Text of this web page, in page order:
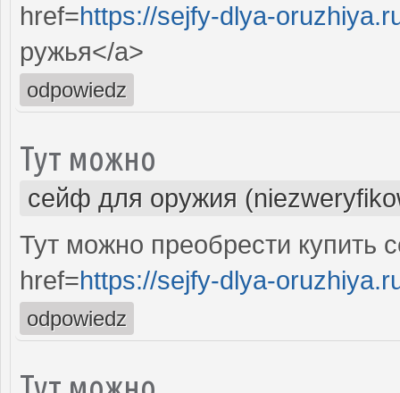
href=https://sejfy-dlya-
ружья</a>
odpowiedz
Тут можно
сейф для оружия
Тут можно преобрести купить
href=https://sejfy-dlya-
odpowiedz